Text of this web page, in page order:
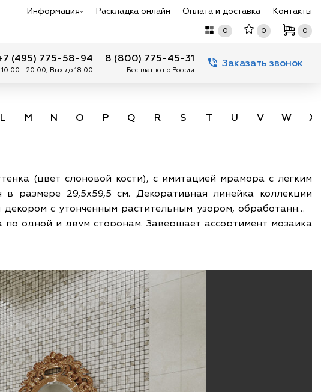
Информация Раскладка онлайн Оплата и доставка Контакты
0 0 0
(495) 775-58-94
10:00 - 20:00, Вых до 18:00
8 (800) 775-45-31
Бесплатно по России
Заказать звонок
L M N O P Q R S T U V W X
(цвет слоновой кости), с имитацией мрамора с легким
размере 29,5х59,5 см. Декоративная линейка коллекции
с утонченным растительным узором, обработанным
одной и двум сторонам. Завершает ассортимент мозаика
и неоклассическом стиле. Настенные декоры могут
эффектных керамических ковров различного размера. С
сочетается с классической мебелью сложных форм,
текстилем. Также она может стать изящным оформлением